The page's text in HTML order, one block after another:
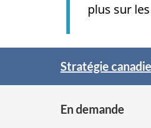
plus sur
Pleins
feux
sur
Stratégie
En demande